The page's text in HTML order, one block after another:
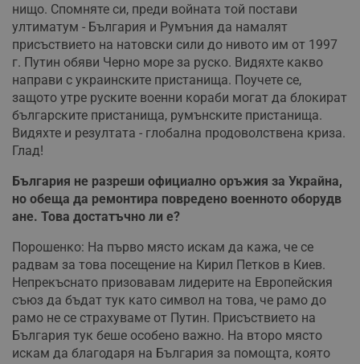
нищо. Спомняте си, преди войната той постави
ултиматум - България и Румъния да намалят
присъствието на натовски сили до нивото им от 1997
г. Путин обяви Черно море за руско. Видяхте какво
направи с украинските пристанища. Поучете се,
защото утре руските военни кораби могат да блокират
българските пристанища, румънските пристанища.
Видяхте и резултата - глобална продоволствена криза.
Глад!
България не разреши официално оръжия за Украйна,
но обеща да ремонтира повредено военното оборудв
ане. Това достатъчно ли е?
Порошенко: На първо място искам да кажа, че се
радвам за това посещение на Кирил Петков в Киев.
Непрекъснато призовавам лидерите на Европейския
съюз да бъдат тук като символ на това, че рамо до
рамо не се страхуваме от Путин. Присъствието на
България тук беше особено важно. На второ място
искам да благодаря на България за помощта, която